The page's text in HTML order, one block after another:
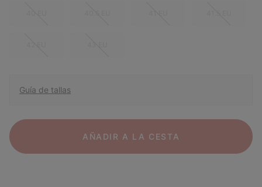
Guía de tallas
AÑADIR A LA CESTA